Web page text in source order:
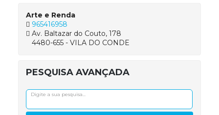
Arte e Renda
965416958
Av. Baltazar do Couto, 178
4480-655 - VILA DO CONDE
PESQUISA AVANÇADA